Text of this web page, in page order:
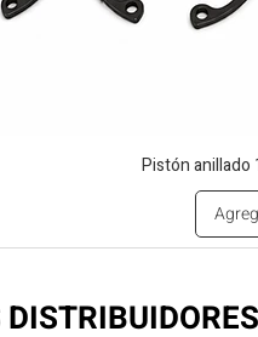
Pistón anillado